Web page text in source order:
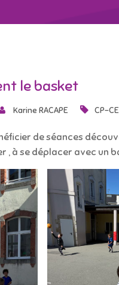
le basket
Karine RACAPE CP-
de séances
, à se déplacer avec un